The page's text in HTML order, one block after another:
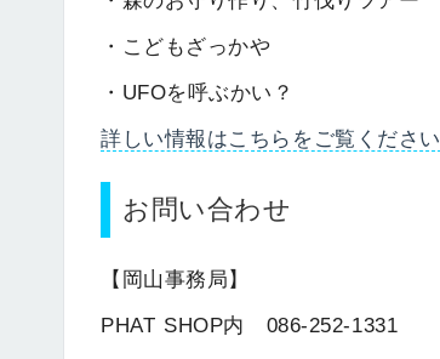
・こどもざっかや
・UFOを呼ぶかい？
詳しい情報はこちらをご覧ください
お問い合わせ
【岡山事務局】
PHAT SHOP内 086-252-1331